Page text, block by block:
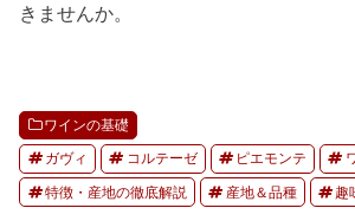
きませんか。
ワインの基礎
ガヴィ コルテーゼ ピエモンテ
特徴・産地の徹底解説 産地＆品種 趣